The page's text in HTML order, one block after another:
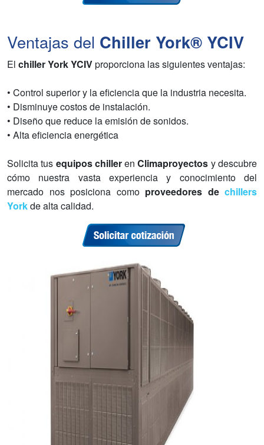
Ventajas del Chiller York® YCIV
El chiller York YCIVproporciona las siguientes ventajas:
• Control superior y la eficiencia que la industria necesita.
• Disminuye costos de instalación.
• Diseño que reduce la emisión de sonidos.
• Alta eficiencia energética
Solicita tus equipos chillerenClimaproyectos y descubre
cómo nuestra vasta experiencia y conocimiento del
mercado nos posiciona como proveedores de chillers
Yorkde alta calidad.